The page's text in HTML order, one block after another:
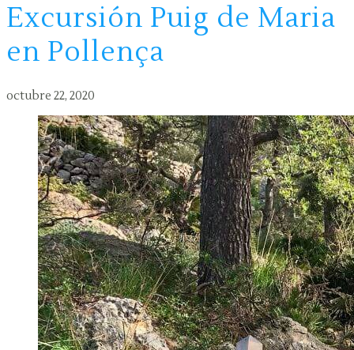
Excursión Puig de Maria
en Pollença
octubre 22, 2020